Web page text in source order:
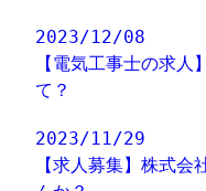
2023/12/08
【電気工事士の求
て？
2023/11/29
【求人募集】株式